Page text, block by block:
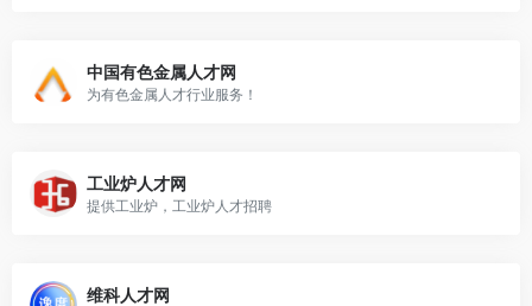
中国有色金属人才网
为有色金属人才行业服务！
工业炉人才网
提供工业炉，工业炉人才招聘
维科人才网